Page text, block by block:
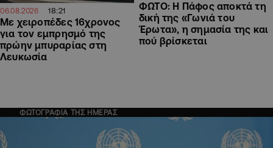
06.08.2026 18:21
Με χειροπέδες 16χρονος
για τον εμπρησμό της
πρώην μπυραρίας στη
Λευκωσία
ΦΩΤΟ: Η Πάφος αποκτά τη
δική της «Γωνιά του
Έρωτα», η σημασία της και
πού βρίσκεται
ΦΩΤΟΓΡΑΦΙΑ ΤΗΣ ΗΜΕΡΑΣ